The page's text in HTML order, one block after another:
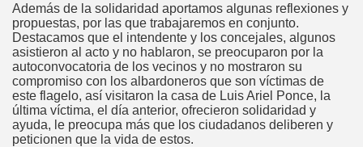
Además de la solidaridad aportamos algunas reflexiones y
propuestas, por las que trabajaremos en conjunto.
Destacamos que el intendente y los concejales, algunos
asistieron al acto y no hablaron, se preocuparon por la
autoconvocatoria de los vecinos y no mostraron su
compromiso con los albardoneros que son víctimas de
este flagelo, así visitaron la casa de Luis Ariel Ponce, la
última víctima, el día anterior, ofrecieron solidaridad y
ayuda, le preocupa más que los ciudadanos deliberen y
peticionen que la vida de estos.